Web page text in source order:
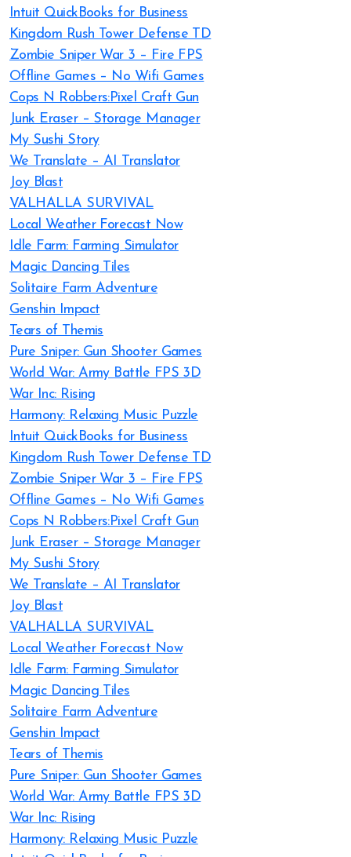
Intuit QuickBooks for Business
Kingdom Rush Tower Defense TD
Zombie Sniper War 3 – Fire FPS
Offline Games – No Wifi Games
Cops N Robbers:Pixel Craft Gun
Junk Eraser – Storage Manager
My Sushi Story
We Translate – AI Translator
Joy Blast
VALHALLA SURVIVAL
Local Weather Forecast Now
Idle Farm: Farming Simulator
Magic Dancing Tiles
Solitaire Farm Adventure
Genshin Impact
Tears of Themis
Pure Sniper: Gun Shooter Games
World War: Army Battle FPS 3D
War Inc: Rising
Harmony: Relaxing Music Puzzle
Intuit QuickBooks for Business
Kingdom Rush Tower Defense TD
Zombie Sniper War 3 – Fire FPS
Offline Games – No Wifi Games
Cops N Robbers:Pixel Craft Gun
Junk Eraser – Storage Manager
My Sushi Story
We Translate – AI Translator
Joy Blast
VALHALLA SURVIVAL
Local Weather Forecast Now
Idle Farm: Farming Simulator
Magic Dancing Tiles
Solitaire Farm Adventure
Genshin Impact
Tears of Themis
Pure Sniper: Gun Shooter Games
World War: Army Battle FPS 3D
War Inc: Rising
Harmony: Relaxing Music Puzzle